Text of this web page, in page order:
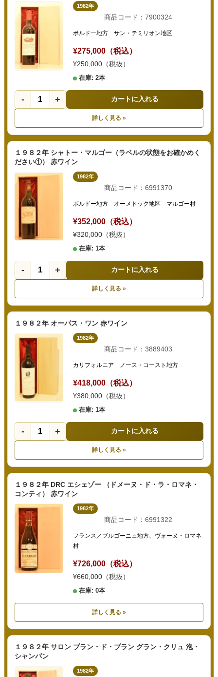
1982年
商品コード：7900324
ボルドー地方 サン・テミリオン地区
¥275,000（税込）
¥250,000（税抜）
在庫: 2本
- + カートに入れる
詳しく見る »
１９８２年 シャトー・マルゴー（ラベルの状態をお確かめく
ださい①） 赤ワイン
1982年
商品コード：6991370
ボルドー地方 オーメドック地区 マルゴー村
¥352,000（税込）
¥320,000（税抜）
在庫: 1本
- + カートに入れる
詳しく見る »
１９８２年 オーパス・ワン 赤ワイン
1982年
商品コード：3889403
カリフォルニア ノース・コースト地方
¥418,000（税込）
¥380,000（税抜）
在庫: 1本
- + カートに入れる
詳しく見る »
１９８２年 DRC エシェゾー （ドメーヌ・ド・ラ・ロマネ・
コンティ） 赤ワイン
1982年
商品コード：6991322
フランス／ブルゴーニュ地方、ヴォーヌ・ロマネ
村
¥726,000（税込）
¥660,000（税抜）
在庫: 0本
詳しく見る »
１９８２年 サロン ブラン・ド・ブラン グラン・クリュ 泡・
シャンパン
1982年